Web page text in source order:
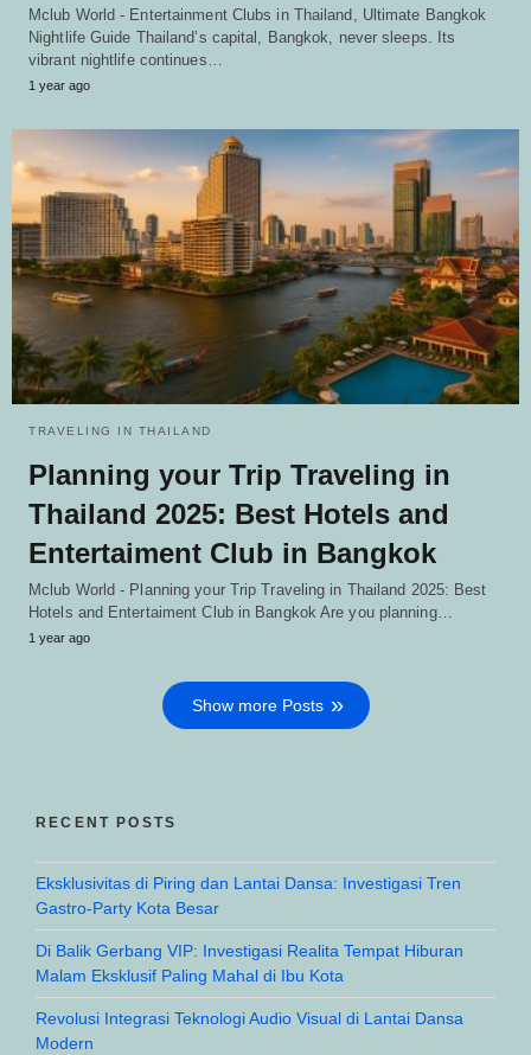
Mclub World - Entertainment Clubs in Thailand, Ultimate Bangkok
Nightlife Guide Thailand’s capital, Bangkok, never sleeps. Its
vibrant nightlife continues…
1 year ago
TRAVELING IN THAILAND
Planning your Trip Traveling in
Thailand 2025: Best Hotels and
Entertaiment Club in Bangkok
Mclub World - Planning your Trip Traveling in Thailand 2025: Best
Hotels and Entertaiment Club in Bangkok Are you planning…
1 year ago
Show more Posts
RECENT POSTS
Eksklusivitas di Piring dan Lantai Dansa: Investigasi Tren
Gastro-Party Kota Besar
Di Balik Gerbang VIP: Investigasi Realita Tempat Hiburan
Malam Eksklusif Paling Mahal di Ibu Kota
Revolusi Integrasi Teknologi Audio Visual di Lantai Dansa
Modern